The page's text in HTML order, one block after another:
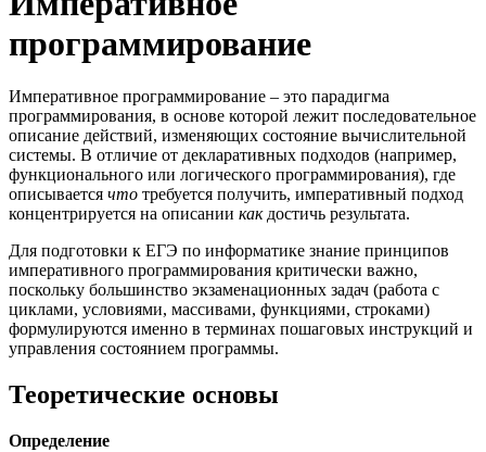
программирование
Императивное программирование – это парадигма
программирования, в основе которой лежит последовательное
описание действий, изменяющих состояние вычислительной
системы. В отличие от декларативных подходов (например,
функционального или логического программирования), где
описывается что требуется получить, императивный подход
концентрируется на описании какдостичь результата.
Для подготовки к ЕГЭ по информатике знание принципов
императивного программирования критически важно,
поскольку большинство экзаменационных задач (работа с
циклами, условиями, массивами, функциями, строками)
формулируются именно в терминах пошаговых инструкций и
управления состоянием программы.
Теоретические основы
Определение